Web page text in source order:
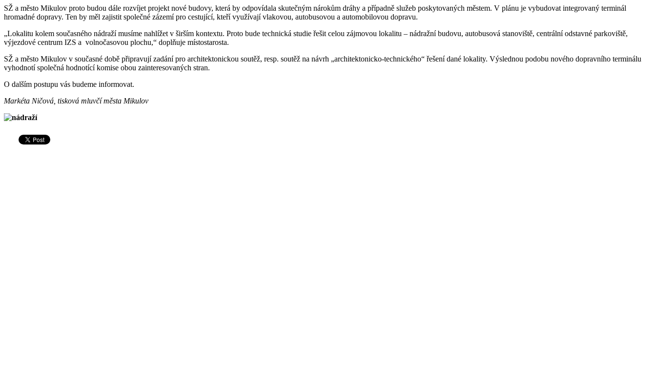
SŽ a město Mikulov proto budou dále rozvíjet projekt nové budovy, která by odpovídala skutečným nárokům dráhy a případně služeb poskytovaných městem. V plánu je vybudovat integrovaný terminál
hromadné dopravy. Ten by měl zajistit společné zázemí pro cestující, kteří využívají vlakovou, autobusovou a automobilovou dopravu.
„Lokalitu kolem současného nádraží musíme nahlížet v širším kontextu. Proto bude technická studie řešit celou zájmovou lokalitu – nádražní budovu, autobusová stanoviště, centrální odstavné parkoviště,
výjezdové centrum IZS a volnočasovou plochu,“ doplňuje místostarosta.
SŽ a město Mikulov v současné době připravují zadání pro architektonickou soutěž, resp. soutěž na návrh „architektonicko-technického“ řešení dané lokality. Výslednou podobu nového dopravního terminálu
vyhodnotí společná hodnotící komise obou zainteresovaných stran.
O dalším postupu vás budeme informovat.
Markéta Ničová, tisková mluvčí města Mikulov